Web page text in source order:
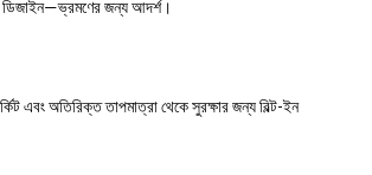
জন্য আদর্শ।
এবং অতিরিক্ত তাপমাত্রা থেকে সুরক্ষার জন্য বিল্ট-ইন